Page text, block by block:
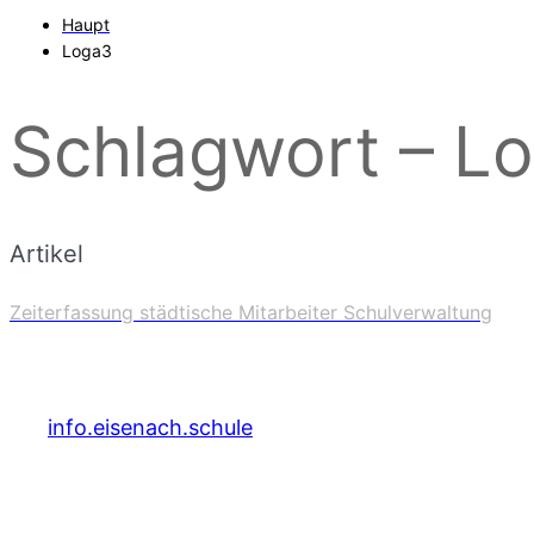
Haupt
Loga3
Schlagwort –
Artikel
Zeiterfassung städtische Mitarbeiter Schulverwaltung
info.eisenach.schule